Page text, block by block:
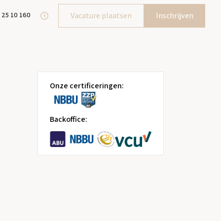
10 160 Vacature plaatsen Inschrijven
Onze certificeringen:
Backoffice: